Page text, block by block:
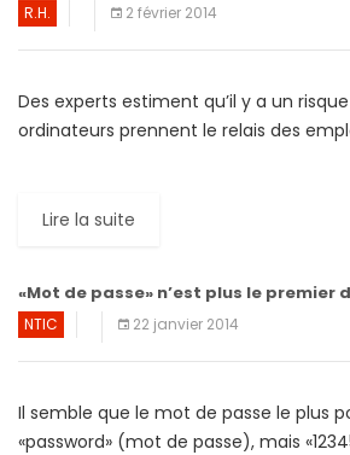
R.H. 2 février 2014
Des experts estiment qu’il y a un
ordinateurs prennent le relais des
Lire la suite
«Mot de passe» n’est plus le premier
NTIC 22 janvier 2014
Il semble que le mot de passe le plus
«password» (mot de passe), mais